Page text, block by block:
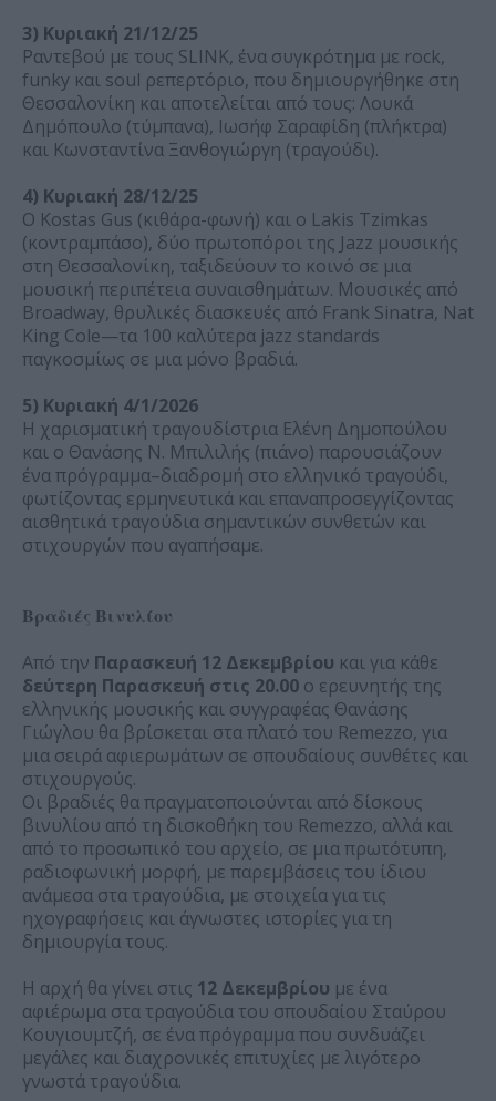
3) Κυριακή 21/12/25
Ραντεβού με τους SLINK, ένα συγκρότημα με rock,
funky και soul ρεπερτόριο, που δημιουργήθηκε στη
Θεσσαλονίκη και αποτελείται από τους: Λουκά
Δημόπουλο (τύμπανα), Ιωσήφ Σαραφίδη (πλήκτρα)
και Κωνσταντίνα Ξανθογιώργη (τραγούδι).
4) Κυριακή 28/12/25
Ο Kostas Gus (κιθάρα-φωνή) και ο Lakis Tzimkas
(κοντραμπάσο), δύο πρωτοπόροι της Jazz μουσικής
στη Θεσσαλονίκη, ταξιδεύουν το κοινό σε μια
μουσική περιπέτεια συναισθημάτων. Μουσικές από
Broadway, θρυλικές διασκευές από Frank Sinatra, Nat
King Cole—τα 100 καλύτερα jazz standards
παγκοσμίως σε μια μόνο βραδιά.
5) Κυριακή 4/1/2026
Η χαρισματική τραγουδίστρια Ελένη Δημοπούλου
και ο Θανάσης Ν. Μπιλιλής (πιάνο) παρουσιάζουν
ένα πρόγραμμα–διαδρομή στο ελληνικό τραγούδι,
φωτίζοντας ερμηνευτικά και επαναπροσεγγίζοντας
αισθητικά τραγούδια σημαντικών συνθετών και
στιχουργών που αγαπήσαμε.
Βραδιές Βινυλίου
Από την Παρασκευή 12 Δεκεμβρίου και για κάθε
δεύτερη Παρασκευή στις 20.00 ο ερευνητής της
ελληνικής μουσικής και συγγραφέας Θανάσης
Γιώγλου θα βρίσκεται στα πλατό του Remezzo, για
μια σειρά αφιερωμάτων σε σπουδαίους συνθέτες και
στιχουργούς.
Οι βραδιές θα πραγματοποιούνται από δίσκους
βινυλίου από τη δισκοθήκη του Remezzo, αλλά και
από το προσωπικό του αρχείο, σε μια πρωτότυπη,
ραδιοφωνική μορφή, με παρεμβάσεις του ίδιου
ανάμεσα στα τραγούδια, με στοιχεία για τις
ηχογραφήσεις και άγνωστες ιστορίες για τη
δημιουργία τους.
Η αρχή θα γίνει στις 12 Δεκεμβρίου με ένα
αφιέρωμα στα τραγούδια του σπουδαίου Σταύρου
Κουγιουμτζή, σε ένα πρόγραμμα που συνδυάζει
μεγάλες και διαχρονικές επιτυχίες με λιγότερο
γνωστά τραγούδια.